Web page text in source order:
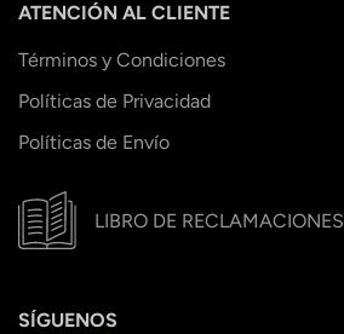
ATENCIÓN AL CLIENTE
Términos y Condiciones
Políticas de Privacidad
Políticas de Envío
LIBRO DE RECLAMACIONES
SÍGUENOS